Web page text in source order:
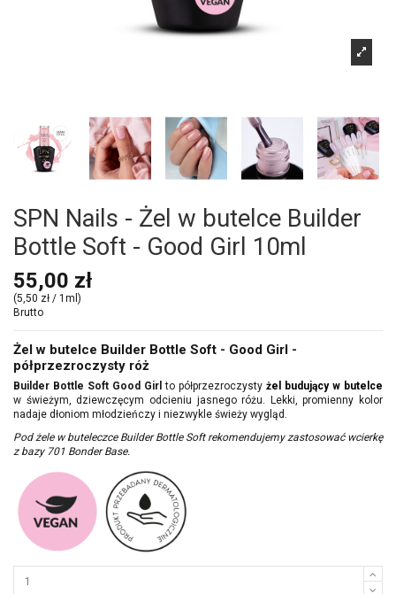
SPN Nails - Żel w butelce Builder
Bottle Soft - Good Girl 10ml
55,00 zł
(5,50 zł / 1ml)
Brutto
Żel w butelce Builder Bottle Soft - Good Girl -
półprzezroczysty róż
Builder Bottle Soft Good Girl to półprzezroczysty żel budujący w butelce
w świeżym, dziewczęcym odcieniu jasnego różu. Lekki, promienny kolor
nadaje dłoniom młodzieńczy i niezwykle świeży wygląd.
Pod żele w buteleczce Builder Bottle Soft rekomendujemy zastosować wcierkę
z bazy 701 Bonder Base.